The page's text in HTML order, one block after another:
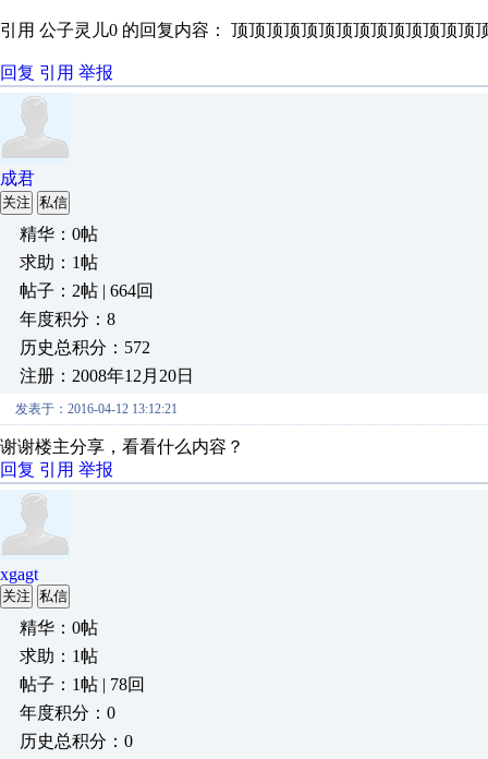
引用 公子灵儿0 的回复内容： 顶顶顶顶顶顶顶顶顶顶顶顶顶顶
回复 引用 举报
成君
关注 私信
精华：0帖
求助：1帖
帖子：2帖 | 664回
年度积分：8
历史总积分：572
注册：2008年12月20日
发表于：2016-04-12 13:12:21
谢谢楼主分享，看看什么内容？
回复 引用 举报
xgagt
关注 私信
精华：0帖
求助：1帖
帖子：1帖 | 78回
年度积分：0
历史总积分：0